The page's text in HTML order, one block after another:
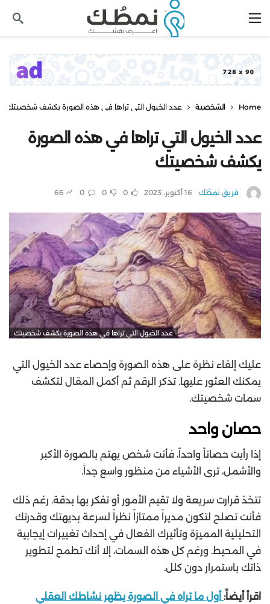
Home الشخصية عدد الخيول التي تراها في هذه الصورة يكشف شخصيتك
عدد الخيول التي تراها في هذه الصورة
يكشف شخصيتك
فريق نمطُك 16 أكتوبر، 2023 0
0
0
66
عدد الخيول التي تراها في هذه الصورة يكشف شخصيتك
عليك إلقاء نظرة على هذه الصورة وإحصاء عدد الخيول التي
يمكنك العثور عليها. تذكر الرقم ثم أكمل المقال لتكشف
سمات شخصيتك.
حصان واحد
إذا رأيت حصاناً واحداً، فأنت شخص يهتم بالصورة الأكبر
والأشمل، ترى الأشياء من منظور واسع جداً.
تتخذ قرارت سريعة ولا تقيم الأمور أو تفكر بها بدقة. رغم ذلك
فأنت تصلح لتكون مديراً ممتازاً نظراً لسرعة بديهتك وقدرتك
التحليلية المميزة وتأثيرك الفعال في إحداث تغييرات إيجابية
في المحيط. ورغم كل هذه السمات، إلا أنك تطمح لتطوير
ذاتك باستمرار دون كلل.
اقرأ أيضاً:أول ما تراه في الصورة يظهر نشاطك العقلي